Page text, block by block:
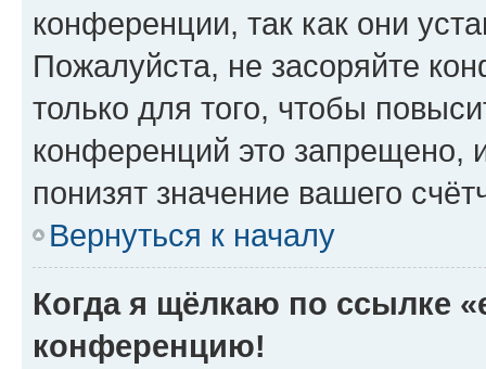
конференции, так как они
Пожалуйста, не засоряйте
только для того, чтобы
конференций это запрещено,
понизят значение вашего
Вернуться к началу
Когда я щёлкаю по ссылке
конференцию!